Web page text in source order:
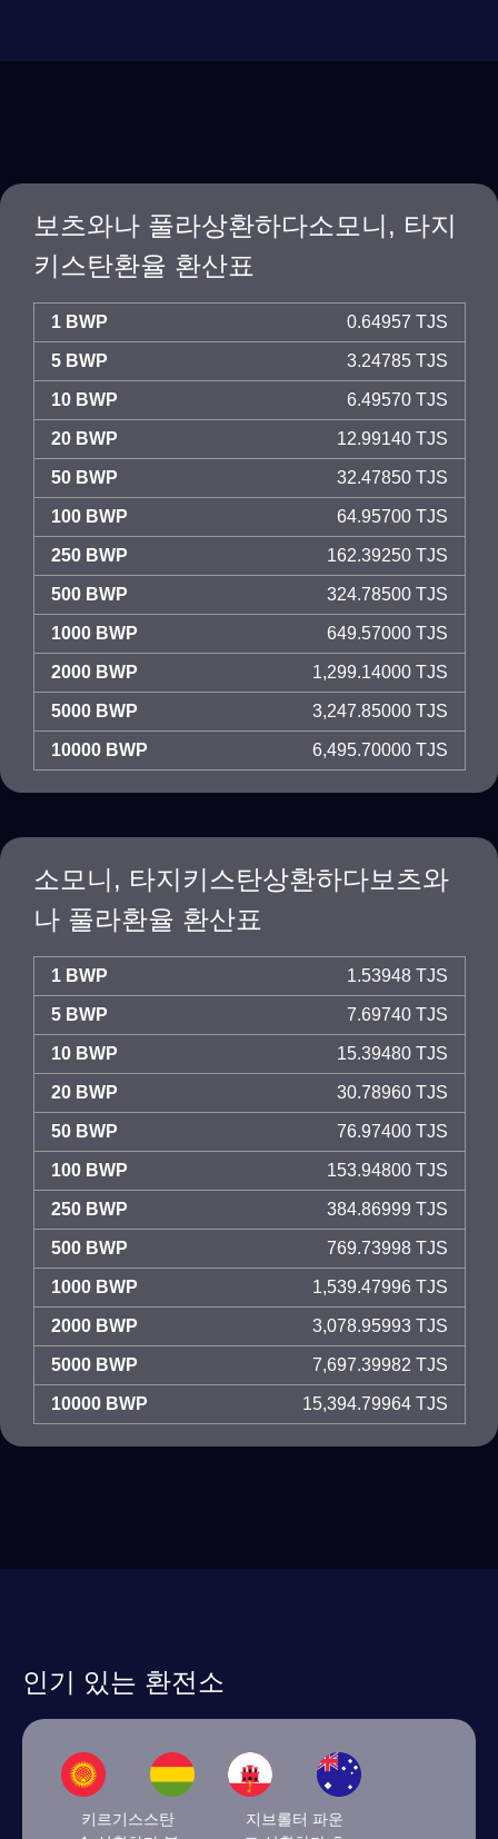
보츠와나 풀라상환하다소모니, 타지
키스탄환율 환산표
1 BWP 0.64957 TJS
5 BWP 3.24785 TJS
10 BWP 6.49570 TJS
20 BWP 12.99140 TJS
50 BWP 32.47850 TJS
100 BWP 64.95700 TJS
250 BWP 162.39250 TJS
500 BWP 324.78500 TJS
1000 BWP 649.57000 TJS
2000 BWP 1,299.14000 TJS
5000 BWP 3,247.85000 TJS
10000 BWP 6,495.70000 TJS
소모니, 타지키스탄상환하다보츠와
나 풀라환율 환산표
1 BWP 1.53948 TJS
5 BWP 7.69740 TJS
10 BWP 15.39480 TJS
20 BWP 30.78960 TJS
50 BWP 76.97400 TJS
100 BWP 153.94800 TJS
250 BWP 384.86999 TJS
500 BWP 769.73998 TJS
1000 BWP 1,539.47996 TJS
2000 BWP 3,078.95993 TJS
5000 BWP 7,697.39982 TJS
10000 BWP 15,394.79964 TJS
인기 있는 환전소
키르기스스탄
지브롤터 파운